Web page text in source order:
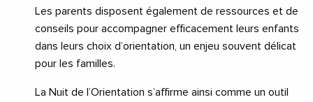
Les parents disposent également de ressources et de
conseils pour accompagner efficacement leurs enfants
dans leurs choix d’orientation, un enjeu souvent délicat
pour les familles.
La Nuit de l’Orientation s’affirme ainsi comme un outil